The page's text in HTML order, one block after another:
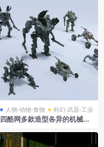
人物-动物-食物 科幻-武器-工业
四酷网多款造型各异的机械生